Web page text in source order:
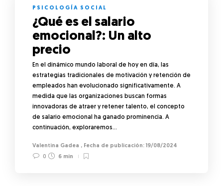
PSICOLOGÍA SOCIAL
¿Qué es el salario
emocional?: Un alto
precio
En el dinámico mundo laboral de hoy en día, las
estrategias tradicionales de motivación y retención de
empleados han evolucionado significativamente. A
medida que las organizaciones buscan formas
innovadoras de atraer y retener talento, el concepto
de salario emocional ha ganado prominencia. A
continuación, exploraremos…
Valentina Gadea ,
19/08/2024
0
6 min